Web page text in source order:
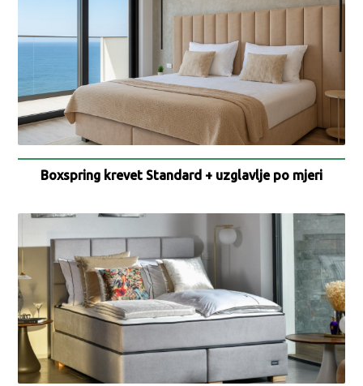
Boxspring krevet Standard + uzglavlje po mjeri